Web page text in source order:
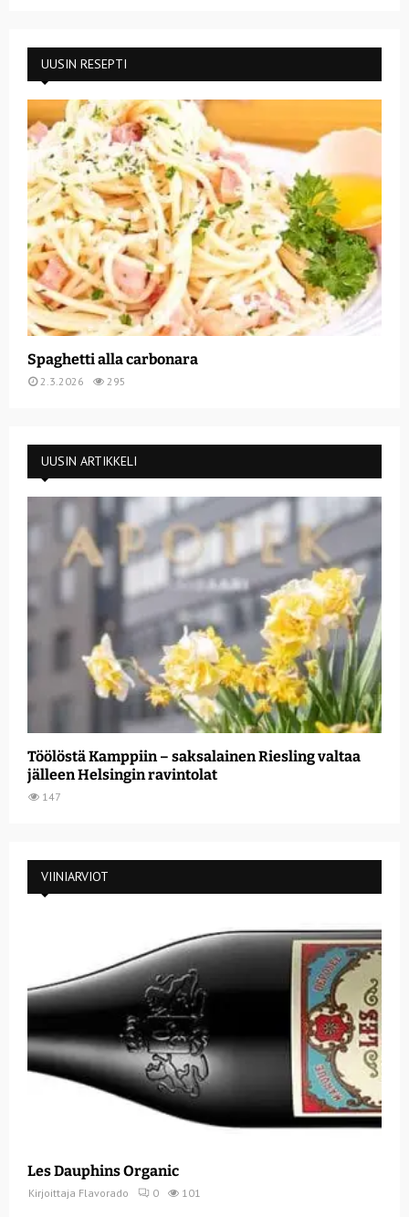
UUSIN RESEPTI
Spaghetti alla carbonara
2.3.2026 295
UUSIN ARTIKKELI
Töölöstä Kamppiin – saksalainen Riesling valtaa
jälleen Helsingin ravintolat
147
VIINIARVIOT
Les Dauphins Organic
Kirjoittaja Flavorado 0 101